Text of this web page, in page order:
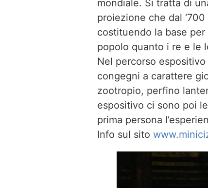
mondiale. Si tratta di
proiezione che dal
costituendo la base
popolo quanto i re e le
Nel percorso
congegni a carattere
zootropio, perfino
espositivo ci sono poi
prima persona
Info sul sito